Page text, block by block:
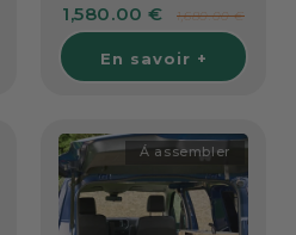
1,580.00 € 1,680.00 €
En savoir +
Á assembler